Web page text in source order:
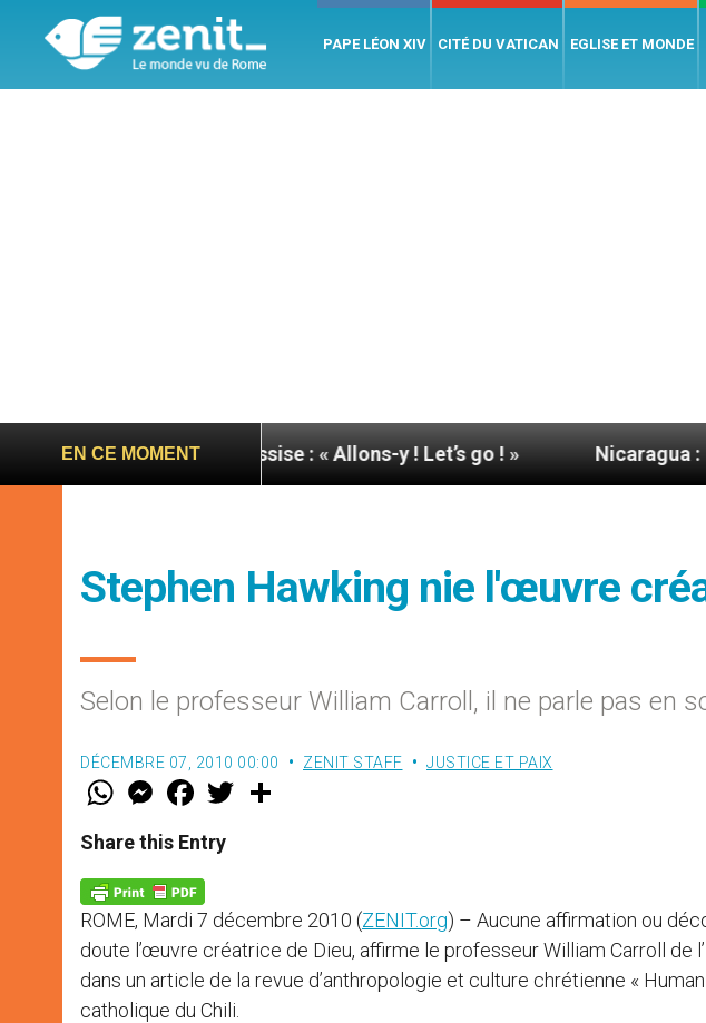
PAPE LÉON XIV CITÉ DU VATICAN EGLISE ET MONDE
EN CE MOMENT
du pape à Assise : « Allons-y ! Let’s go ! » Nicaragua : L’ONU
Stephen Hawking nie l'œuvre
Selon le professeur William Carroll, il ne parle pas en
DÉCEMBRE 07, 2010 00:00 ZENIT STAFF JUSTICE ET PAIX
W
t
s
p
p
M
e
s
e
g
e
r
F
a
e
b
k
w
Share this Entry
ROME, Mardi 7 décembre 2010 (ZENIT.org) – Aucune affirmation ou
doute l’œuvre créatrice de Dieu, affirme le professeur William Carroll de
dans un article de la revue d’anthropologie et culture chrétienne «
catholique du Chili.